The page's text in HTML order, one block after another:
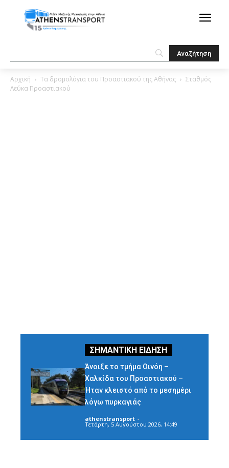
Αρχική Τα δρομολόγια του Προαστιακού της Αθήνας
Σταθμός
Λεύκα Προαστιακού
Άνοιξε το τμήμα Οινόη –
Χαλκίδα του Προαστιακού –
Ήταν κλειστό από το μεσημέρι
λόγω πυρκαγιάς
athenstransport -
Τετάρτη, 5 Αυγούστου 2026, 14:49